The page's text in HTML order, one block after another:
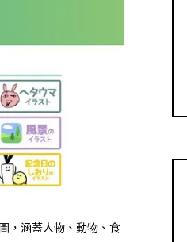
，涵蓋人物、動物、食